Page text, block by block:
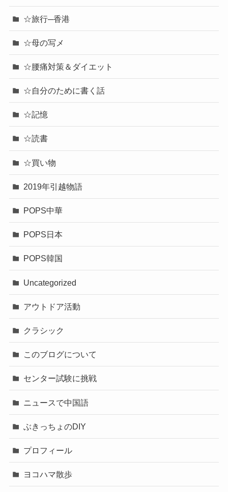
☆旅行─香港
☆母の写メ
☆腰痛対策＆ダイエット
☆自分のために書く話
☆記憶
☆読書
☆買い物
2019年引越物語
POPS中華
POPS日本
POPS韓国
Uncategorized
アウトドア活動
クラシック
このブログについて
センター試験に挑戦
ニュースで中国語
ぶきっちょのDIY
プロフィール
ヨコハマ散歩